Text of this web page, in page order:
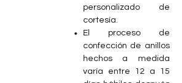
personalizado de
cortesía.
El proceso de
confección de anillos
hechos a medida
varía entre 12 a 15